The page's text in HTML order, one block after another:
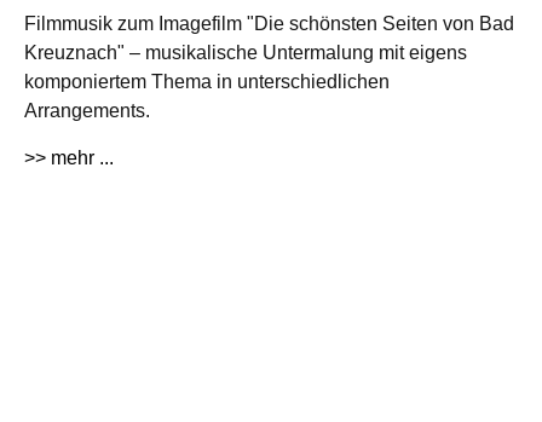
Filmmusik zum Imagefilm "Die schönsten Seiten von Bad
Kreuznach" – musikalische Untermalung mit eigens
komponiertem Thema in unterschiedlichen
Arrangements.
>> mehr ...